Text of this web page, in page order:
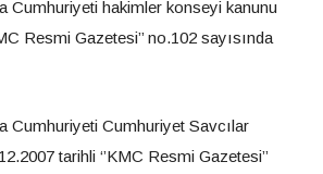
Cumhuriyeti hakimler konseyi kanunu
Resmi Gazetesi’’ no.102 sayısında
Cumhuriyeti Cumhuriyet Savcılar
tarihli ‘’KMC Resmi Gazetesi’’